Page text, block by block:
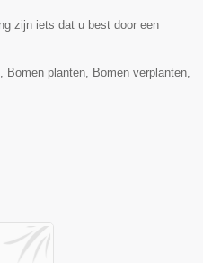
zijn iets dat u best door een
planten, Bomen verplanten,